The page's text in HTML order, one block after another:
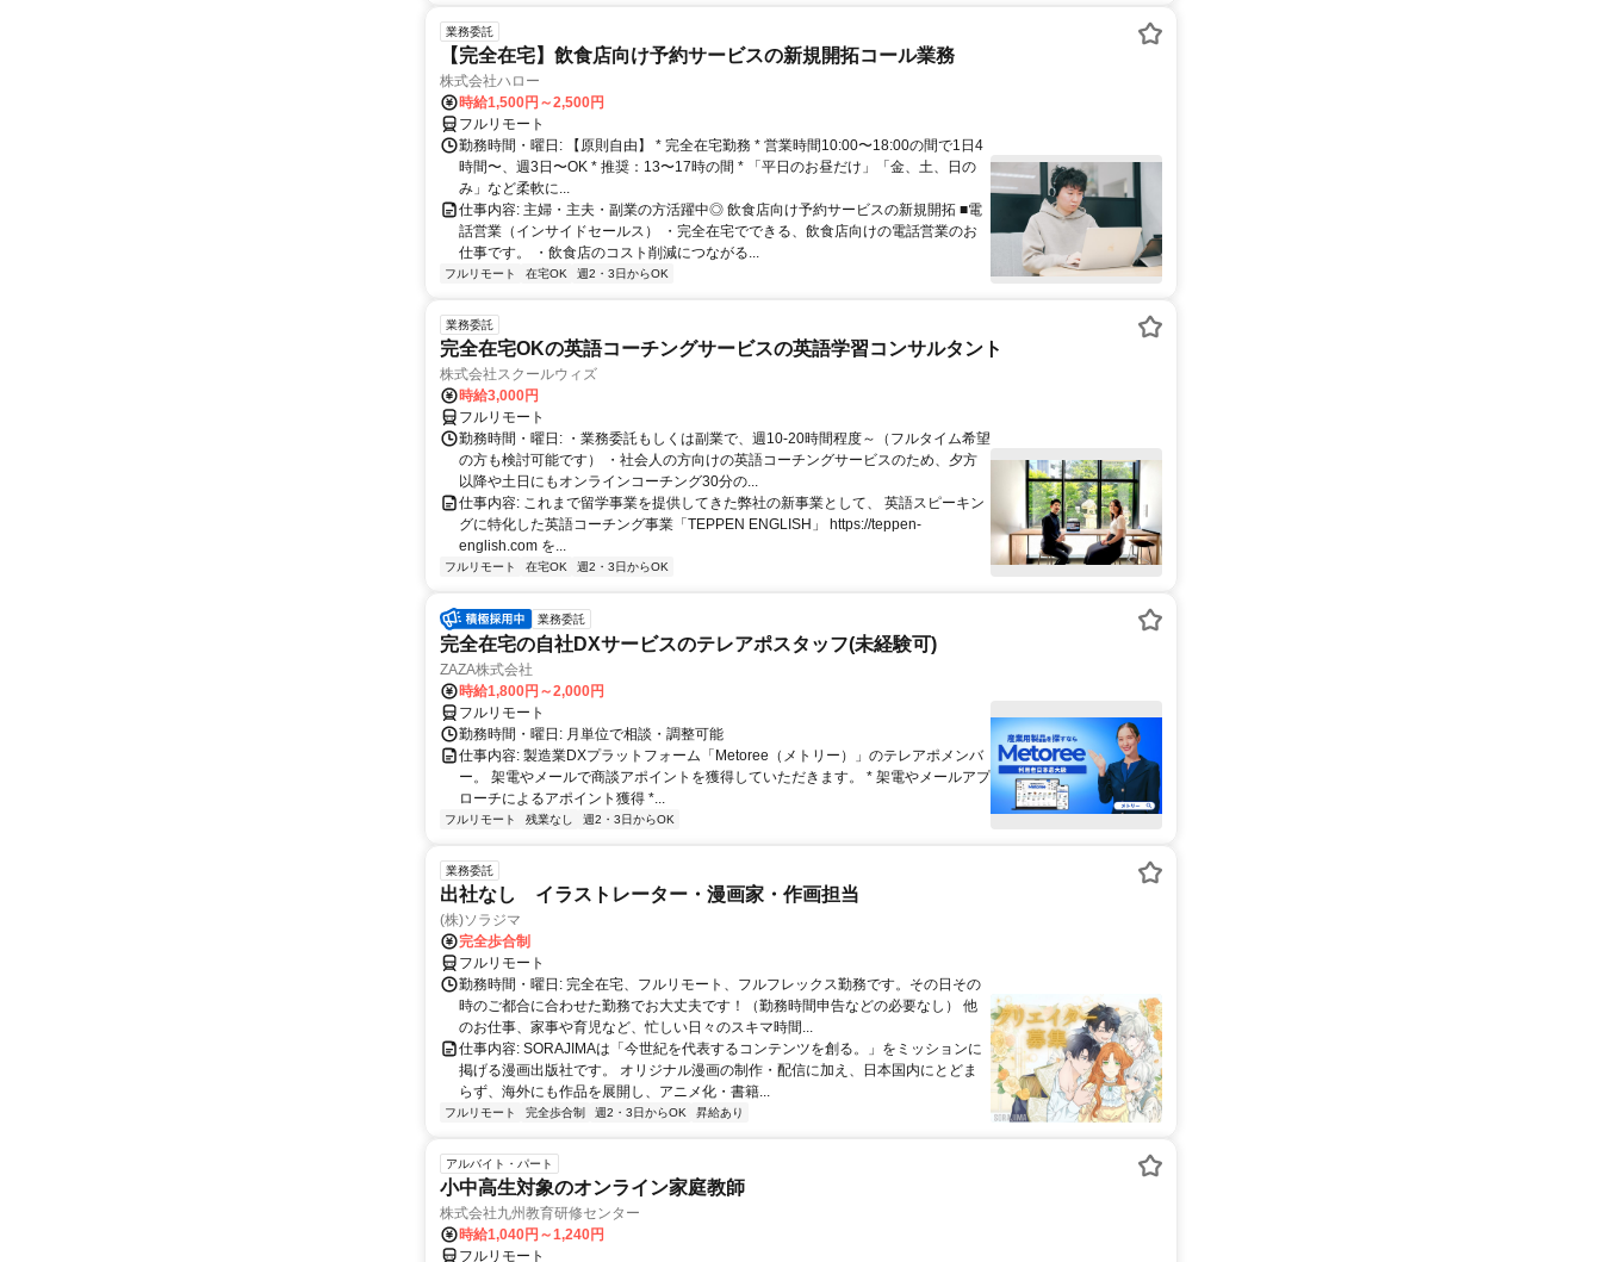
業務委託
【完全在宅】飲食店向け予約サービスの新規開拓コール業務
株式会社ハロー
時給1,500円～2,500円
フルリモート
勤務時間・曜日: 【原則自由】 * 完全在宅勤務 * 営業時間10:00〜18:00の間で1日4
時間〜、週3日〜OK * 推奨：13〜17時の間 * 「平日のお昼だけ」「金、土、日の
み」など柔軟に...
仕事内容: 主婦・主夫・副業の方活躍中◎ 飲食店向け予約サービスの新規開拓 ■電
話営業（インサイドセールス） ・完全在宅でできる、飲食店向けの電話営業のお
仕事です。 ・飲食店のコスト削減につながる...
フルリモート 在宅OK 週2・3日からOK
業務委託
完全在宅OKの英語コーチングサービスの英語学習コンサルタント
株式会社スクールウィズ
時給3,000円
フルリモート
勤務時間・曜日: ・業務委託もしくは副業で、週10-20時間程度～（フルタイム希望
の方も検討可能です） ・社会人の方向けの英語コーチングサービスのため、夕方
以降や土日にもオンラインコーチング30分の...
仕事内容: これまで留学事業を提供してきた弊社の新事業として、 英語スピーキン
グに特化した英語コーチング事業「TEPPEN ENGLISH」 https://teppen-
english.com を...
フルリモート 在宅OK 週2・3日からOK
業務委託
完全在宅の自社DXサービスのテレアポスタッフ(未経験可)
ZAZA株式会社
時給1,800円～2,000円
フルリモート
勤務時間・曜日: 月単位で相談・調整可能
仕事内容: 製造業DXプラットフォーム「Metoree（メトリー）」のテレアポメンバ
ー。 架電やメールで商談アポイントを獲得していただきます。 * 架電やメールアプ
ローチによるアポイント獲得 *...
フルリモート 残業なし 週2・3日からOK
業務委託
出社なし イラストレーター・漫画家・作画担当
(株)ソラジマ
完全歩合制
フルリモート
勤務時間・曜日: 完全在宅、フルリモート、フルフレックス勤務です。その日その
時のご都合に合わせた勤務でお大丈夫です！（勤務時間申告などの必要なし） 他
のお仕事、家事や育児など、忙しい日々のスキマ時間...
仕事内容: SORAJIMAは「今世紀を代表するコンテンツを創る。」をミッションに
掲げる漫画出版社です。 オリジナル漫画の制作・配信に加え、日本国内にとどま
らず、海外にも作品を展開し、アニメ化・書籍...
フルリモート 完全歩合制 週2・3日からOK 昇給あり
アルバイト・パート
小中高生対象のオンライン家庭教師
株式会社九州教育研修センター
時給1,040円～1,240円
フルリモート